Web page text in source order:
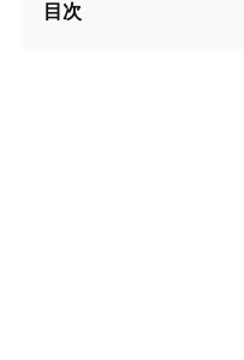
目次